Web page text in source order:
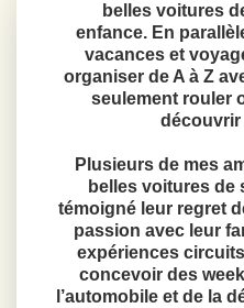
belles voitures
enfance. En
vacances et
organiser de A à Z
seulement rouler
découvrir
Plusieurs de mes
belles voitures de
témoigné leur regret
passion avec leur
expériences
concevoir des
l’automobile et de la